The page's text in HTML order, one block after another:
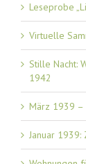
Leseprobe
Virtuelle
Stille Nacht:
1942
März 1939 –
Januar 1939: